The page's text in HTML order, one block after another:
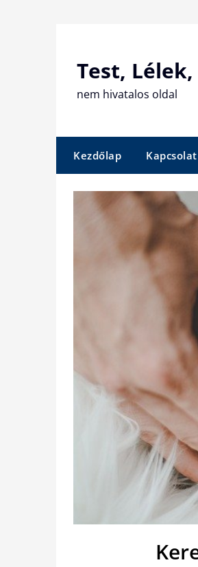
Test,
nem hivatalos oldal
Kezdőlap Kapcsolat